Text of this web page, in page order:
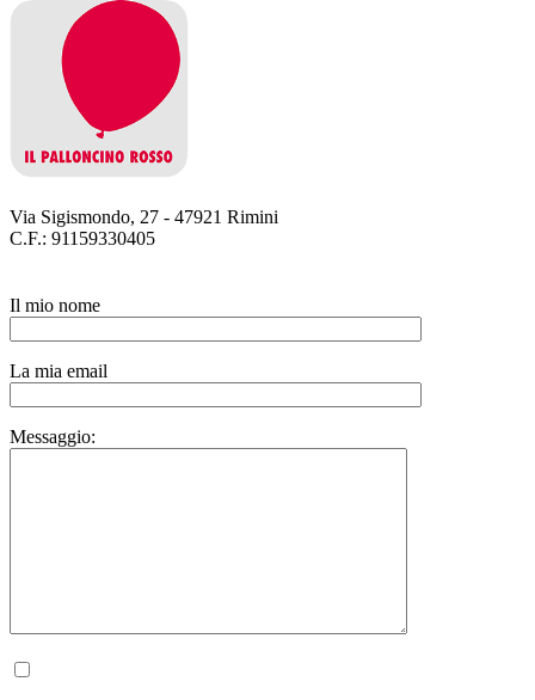
Via Sigismondo, 27 - 47921 Rimini
C.F.: 91159330405
Il mio nome
La mia email
Messaggio: